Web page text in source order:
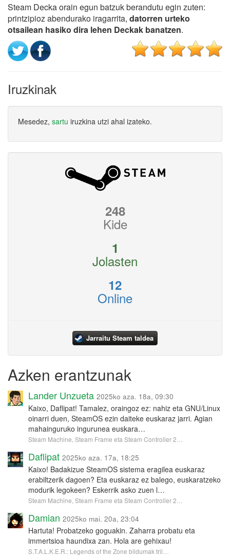
Steam Decka orain egun batzuk berandutu egin zuten:
printzipioz abendurako iragarrita, datorren urteko
otsailean hasiko dira lehen Deckak banatzen.
Iruzkinak
Mesedez, sartu iruzkina utzi ahal izateko.
248
Kide
1
Jolasten
12
Online
Jarraitu Steam taldea
Azken erantzunak
Lander Unzueta 2025ko aza. 18a, 09:30
Kaixo, Daflipat! Tamalez, oraingoz ez: nahiz eta GNU/Linux
oinarri duen, SteamOS ezin daiteke euskaraz jarri. Agian
mahainguruko ingurunea euskara…
Steam Machine, Steam Frame eta Steam Controller 2…
Daflipat 2025ko aza. 17a, 18:25
Kaixo! Badakizue SteamOS sistema eragilea euskaraz
erabiltzerik dagoen? Eta euskaraz ez balego, euskaratzeko
modurik legokeen? Eskerrik asko zuen l…
Steam Machine, Steam Frame eta Steam Controller 2…
Damian 2025ko mai. 20a, 23:04
Hartuta! Probatzeko goguakin. Zaharra probatu eta
immertsioa haundixa zan. Hola are gehixau!
S.T.A.L.K.E.R.: Legends of the Zone bildumak tril…